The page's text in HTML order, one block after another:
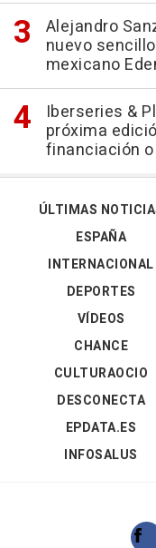
Alejandro
nuevo
mexicano
Iberseries &
próxima
financiación
ÚLTIMAS
ESPAÑA
INTERNACIONAL
DEPORTES
VÍDEOS
CHANCE
CULTURAOCIO
DESCONECTA
EPDATA.ES
INFOSALUS